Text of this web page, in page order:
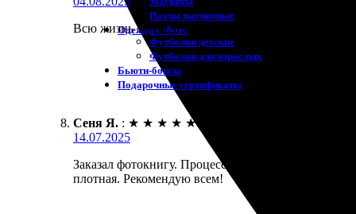
Пазлы магнитные
Одежда с Фото
Футболки детские
Футболки для взрослых
Бьюти-боксы
Подарочные сертификаты
Всю жизнь мечтала запечатлеть лучшие моменты.
Сеня Я. : ★ ★ ★ ★ ★
14.07.2025
Заказал фотокнигу. Процесс оказался простым:
плотная. Рекомендую всем!